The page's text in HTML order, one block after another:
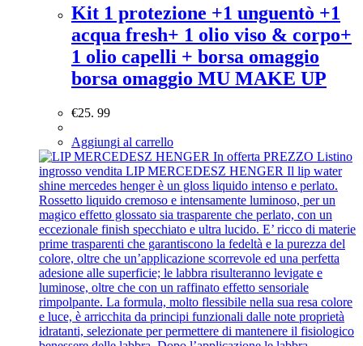
Kit 1 protezione +1 unguentò +1
acqua fresh+ 1 olio viso & corpo+
1 olio capelli + borsa omaggio
borsa omaggio MU MAKE UP
€25. 99
Aggiungi al carrello